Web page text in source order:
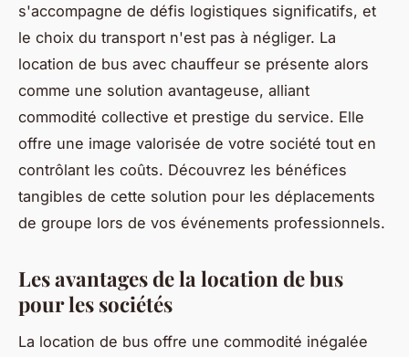
s'accompagne de défis logistiques significatifs, et
le choix du transport n'est pas à négliger. La
location de bus avec chauffeur se présente alors
comme une solution avantageuse, alliant
commodité collective et prestige du service. Elle
offre une image valorisée de votre société tout en
contrôlant les coûts. Découvrez les bénéfices
tangibles de cette solution pour les déplacements
de groupe lors de vos événements professionnels.
Les avantages de la location de bus
pour les sociétés
La location de bus offre une commodité inégalée